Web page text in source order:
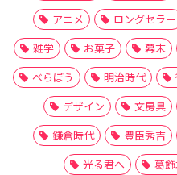
アニメ
ロングセラー
雑学
お菓子 幕末
べらぼう
明治時代
デザイン
文房具
鎌倉時代
豊臣秀吉
光る君へ
葛